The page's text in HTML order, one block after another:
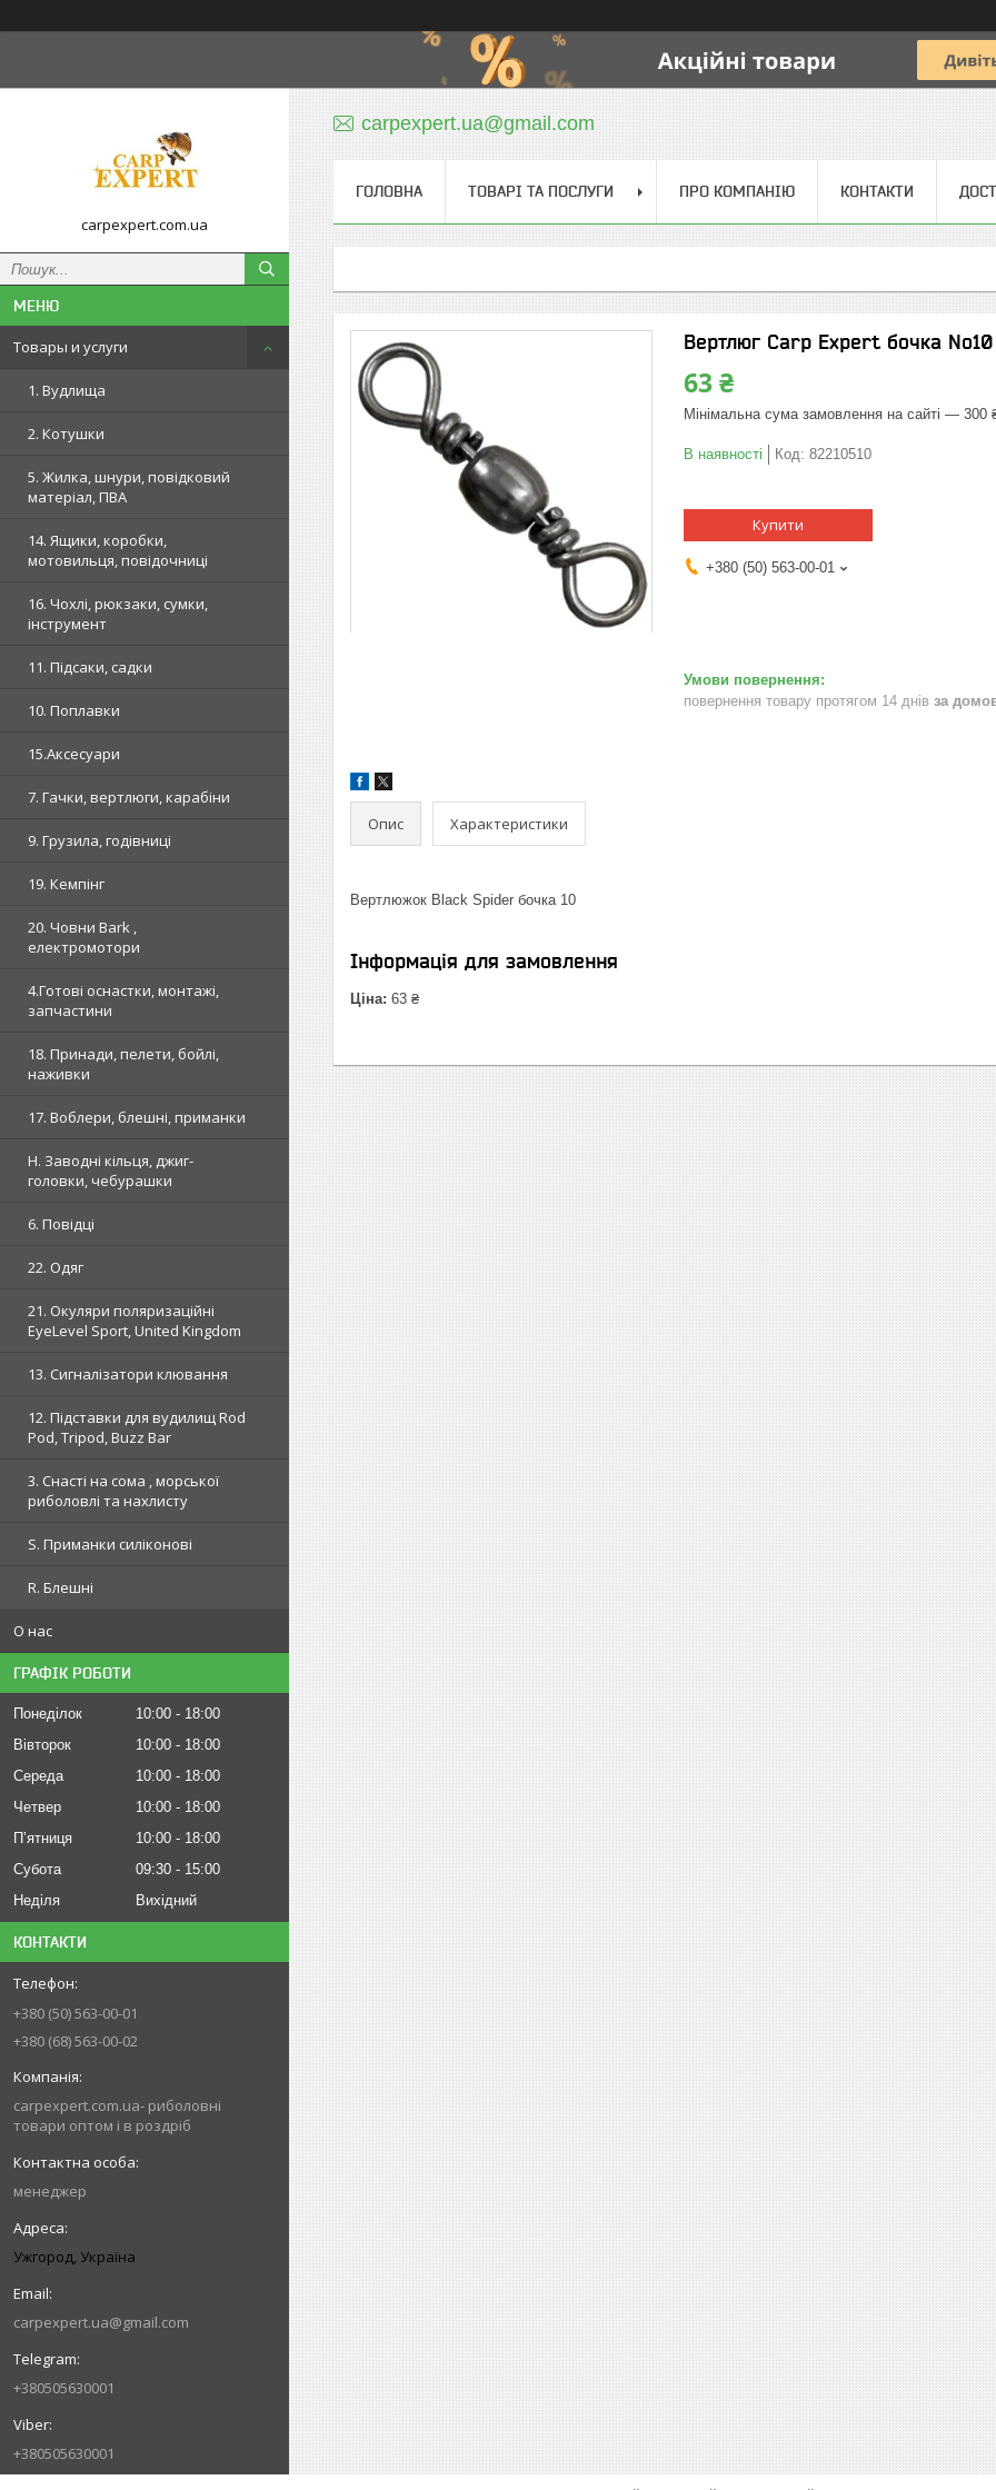
carpexpert.com.ua
Товары и услуги
1. Вудлища
2. Котушки
5. Жилка, шнури, повідковий
матеріал, ПВА
14. Ящики, коробки,
мотовильця, повідочниці
16. Чохлі, рюкзаки, сумки,
інструмент
11. Підсаки, садки
10. Поплавки
15.Аксесуари
7. Гачки, вертлюги, карабіни
9. Грузила, годівниці
19. Кемпінг
20. Човни Bark ,
електромотори
4.Готові оснастки, монтажі,
запчастини
18. Принади, пелети, бойлі,
наживки
17. Воблери, блешні, приманки
H. Заводні кільця, джиг-
головки, чебурашки
6. Повідці
22. Одяг
21. Окуляри поляризаційні
EyeLevel Sport, United Kingdom
13. Сигналізатори клювання
12. Підставки для вудилищ Rod
Pod, Tripod, Buzz Bar
3. Снасті на сома , морської
риболовлі та нахлисту
S. Приманки силіконові
R. Блешні
О нас
ГРАФІК РОБОТИ
Понеділок 10:00
18:00
Вівторок
10:00
18:00
Середа
10:00
18:00
Четвер
10:00
18:00
Пʼятниця
10:00
18:00
Субота
09:30
15:00
Неділя
Вихідний
КОНТАКТИ
+380 (50) 563-00-01
+380 (68) 563-00-02
carpexpert.com.ua- риболовні
товари оптом і в роздріб
менеджер
Ужгород, Україна
carpexpert.ua@gmail.com
+380505630001
+380505630001
carpexpert.ua@gmail.com
ГОЛОВНА ТОВАРІ ТА ПОСЛУГИ ПРО КОМПАНІЮ КОНТАКТИ
Вертлюг Carp Expert бочка No10
63 ₴
Мінімальна сума замовлення на сайті — 300
В наявності Код: 82210510
Купити
+380 (50) 563-00-01
повернення товару протягом 14 днів за
Опис Характеристики
Вертлюжок Black Spider бочка 10
Інформація для замовлення
Ціна: 63 ₴